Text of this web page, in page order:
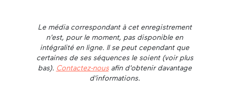
Le média correspondant à cet enregistrement
n'est, pour le moment, pas disponible en
intégralité en ligne. Il se peut cependant que
certaines de ses séquences le soient (voir plus
bas). Contactez-nousafin d'obtenir davantage
d'informations.